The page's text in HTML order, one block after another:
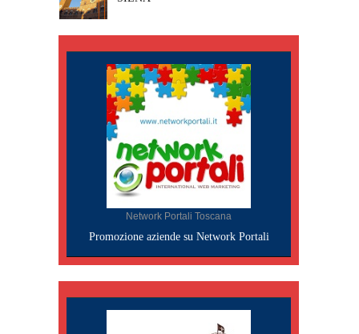
Network Portali Toscana
Promozione aziende su Network Portali